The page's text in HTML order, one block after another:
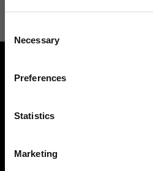
Selection
Necessary
Preferences
Statistics
Marketing
Trova il tuo negozio Ripani